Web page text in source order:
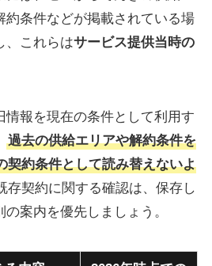
約条件などが掲載されている場
、これらはサービス提供当時の
情報を現在の条件として利用す
過去の供給エリアや解約条件を
契約条件として読み替えないよ
存契約に関する確認は、保存し
案内を優先しましょう。